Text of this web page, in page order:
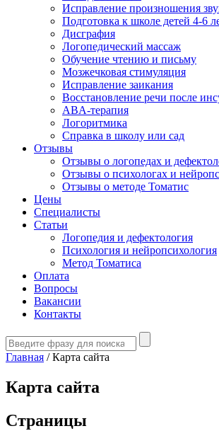
Исправление произношения
Подготовка к школе детей 4-6
Дисграфия
Логопедический массаж
Обучение чтению и письму
Мозжечковая стимуляция
Исправление заикания
Восстановление речи после
ABA-терапия
Логоритмика
Справка в школу или сад
Отзывы
Отзывы о логопедах и
Отзывы о психологах и
Отзывы о методе Томатис
Цены
Специалисты
Статьи
Логопедия и дефектология
Психология и нейропсихология
Метод Томатиса
Оплата
Вопросы
Вакансии
Контакты
Главная / Карта сайта
Карта сайта
Страницы